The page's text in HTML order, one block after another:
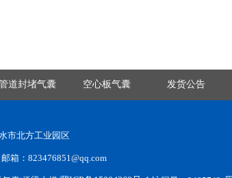
道封堵气囊 空心板气囊 发货公告
市北方工业园区
箱：823476851@qq.com